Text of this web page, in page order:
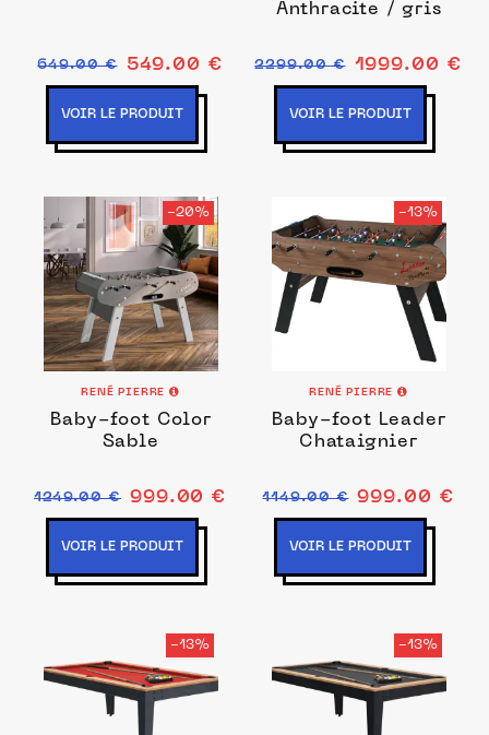
649.00 € 549.00 €
VOIR LE PRODUIT
Anthracite / gris
2299.00 € 1999.00 €
VOIR LE PRODUIT
-20%
RENÉ PIERRE
Baby-foot Color
Sable
1249.00 € 999.00 €
VOIR LE PRODUIT
-13%
RENÉ PIERRE
Baby-foot Leader
Chataignier
1149.00 € 999.00 €
VOIR LE PRODUIT
-13% -13%